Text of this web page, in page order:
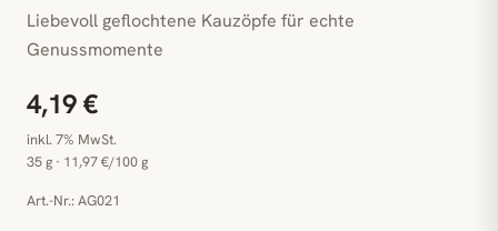
Liebevoll geflochtene Kauzöpfe für echte
Genussmomente
4,19 €
inkl. 7% MwSt.
35 g · 11,97 €/100 g
Art.-Nr.: AG021